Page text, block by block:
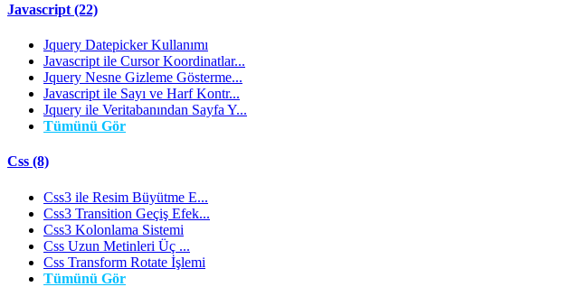
Javascript (22)
Jquery Datepicker Kullanımı
Javascript ile Cursor Koordinatlar...
Jquery Nesne Gizleme Gösterme...
Javascript ile Sayı ve Harf Kontr...
Jquery ile Veritabanından Sayfa Y...
Tümünü Gör
Css (8)
Css3 ile Resim Büyütme E...
Css3 Transition Geçiş Efek...
Css3 Kolonlama Sistemi
Css Uzun Metinleri Üç ...
Css Transform Rotate İşlemi
Tümünü Gör